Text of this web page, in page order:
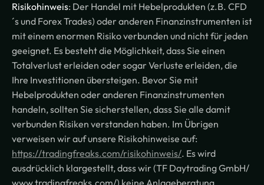
Risikohinweis: Der Handel mit Hebelprodukten (z.B. CFD
´s und Forex Trades) oder anderen Finanzinstrumenten ist
mit einem enormen Risiko verbunden und nicht für jeden
geeignet. Es besteht die Möglichkeit, dass Sie einen
Totalverlust erleiden oder sogar Verluste erleiden, die
Ihre Investitionen übersteigen. Bevor Sie mit
Hebelprodukten oder anderen Finanzinstrumenten
handeln, sollten Sie sicherstellen, dass Sie alle damit
verbunden Risiken verstanden haben. Im Übrigen
verweisen wir auf unsere Risikohinweise auf:
https://tradingfreaks.com/risikohinweis/. Es wird
ausdrücklich klargestellt, dass wir (TF Daytrading GmbH/